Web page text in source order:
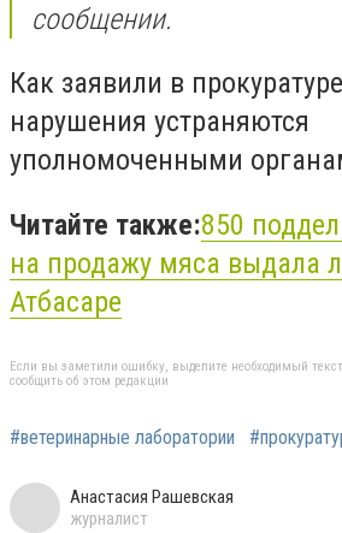
сообщении.
Как заявили в
нарушения устраняются
уполномоченными
Читайте также:850
на продажу мяса выдала
Атбасаре
Если вы заметили ошибку, выделите необходимый
сообщить об этом редакции
#ветеринарные лаборатории
Анастасия Рашевская
журналист